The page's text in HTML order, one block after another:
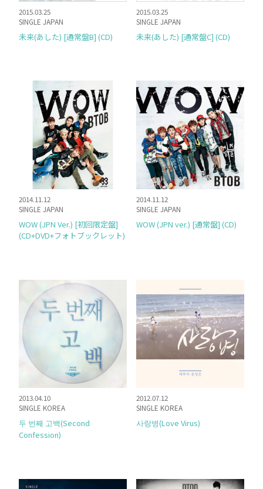
2015.03.25
SINGLE JAPAN
未来(あした) [通常盤B] (CD)
2015.03.25
SINGLE JAPAN
未来(あした) [通常盤C] (CD)
2014.11.12
SINGLE JAPAN
WOW (JPN Ver.) [初回限定盤]
(CD+DVD+フォトブックレット)
2014.11.12
SINGLE JAPAN
WOW (JPN ver.) [通常盤] (CD)
2013.04.10
SINGLE KOREA
두 번째 고백(Second
Confession)
2012.07.12
SINGLE KOREA
사랑병(Love Virus)